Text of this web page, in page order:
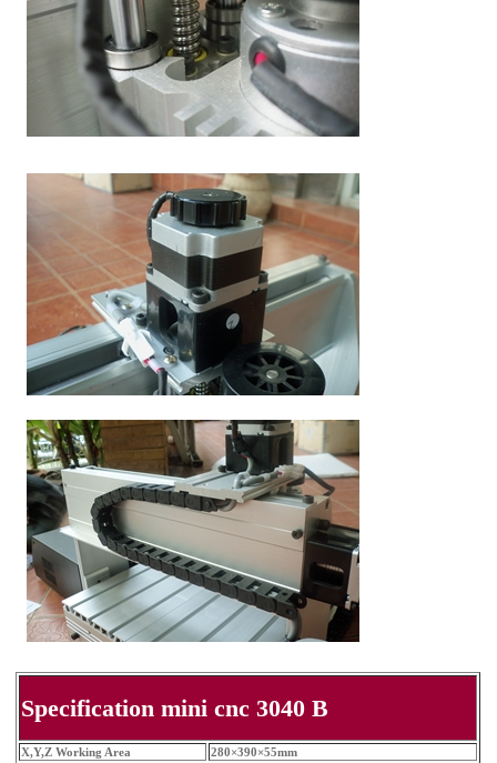
Specification mini cnc 3040 B
X,Y,Z Working Area
280×390×55mm